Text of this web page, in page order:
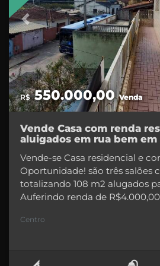
o proprietário pede está muito
mercado, grande
duplicou a tendência é
venda! não faz
Previous
Vende Casa com renda
aluigados em rua bem em
Vende-se Casa residencial e
Oportunidade! são três salões
totalizando 108 m2 alugados
Auferindo renda de
banheiro, quintal com área
localização rua de comercio,
R$550.000,00Venda
Centro